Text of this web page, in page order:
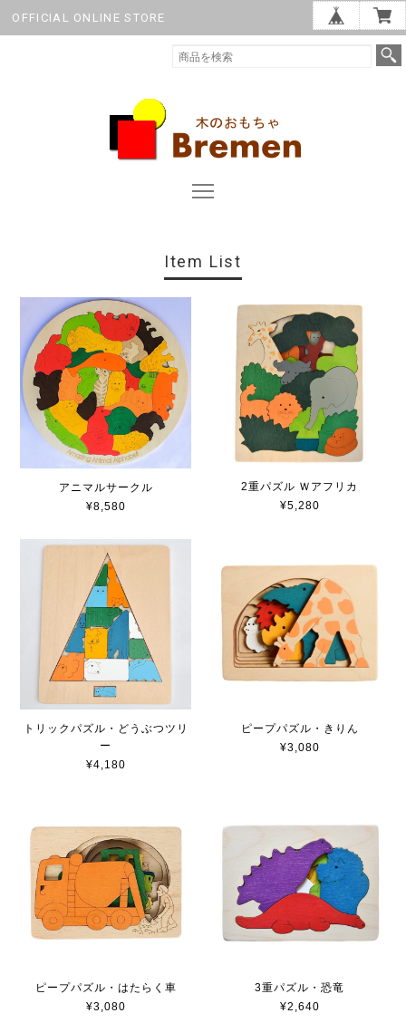
OFFICIAL ONLINE STORE
Item List
アニマルサークル
¥8,580
2重パズル Ｗアフリカ
¥5,280
トリックパズル・どうぶつツリ
ー
¥4,180
ピープパズル・きりん
¥3,080
ピープパズル・はたらく車
¥3,080
3重パズル・恐竜
¥2,640